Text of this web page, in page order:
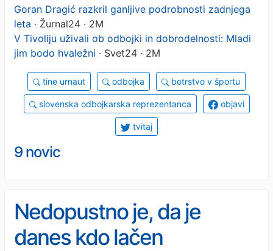
Goran Dragić razkril ganljive podrobnosti zadnjega
leta · Žurnal24 · 2M
V Tivoliju uživali ob odbojki in dobrodelnosti: Mladi
jim bodo hvaležni · Svet24 · 2M
tine urnaut odbojka botrstvo v športu
slovenska odbojkarska reprezentanca objavi
tvitaj
9 novic
Nedopustno je, da je
danes kdo lačen